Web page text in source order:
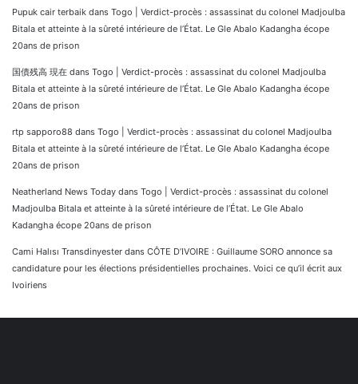
Pupuk cair terbaik dans Togo | Verdict-procès : assassinat du colonel Madjoulba
Bitala et atteinte à la sûreté intérieure de l’État. Le Gle Abalo Kadangha écope
20ans de prison
国債残高 現在 dans Togo | Verdict-procès : assassinat du colonel Madjoulba
Bitala et atteinte à la sûreté intérieure de l’État. Le Gle Abalo Kadangha écope
20ans de prison
rtp sapporo88 dans Togo | Verdict-procès : assassinat du colonel Madjoulba
Bitala et atteinte à la sûreté intérieure de l’État. Le Gle Abalo Kadangha écope
20ans de prison
Neatherland News Today dans Togo | Verdict-procès : assassinat du colonel
Madjoulba Bitala et atteinte à la sûreté intérieure de l’État. Le Gle Abalo
Kadangha écope 20ans de prison
Cami Halısı Transdinyester dans CÔTE D’IVOIRE : Guillaume SORO annonce sa
candidature pour les élections présidentielles prochaines. Voici ce qu’il écrit aux
Ivoiriens